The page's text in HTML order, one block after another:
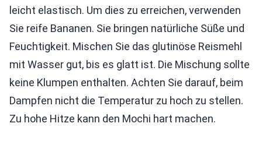
leicht elastisch. Um dies zu erreichen, verwenden
Sie reife Bananen. Sie bringen natürliche Süße und
Feuchtigkeit. Mischen Sie das glutinöse Reismehl
mit Wasser gut, bis es glatt ist. Die Mischung sollte
keine Klumpen enthalten. Achten Sie darauf, beim
Dampfen nicht die Temperatur zu hoch zu stellen.
Zu hohe Hitze kann den Mochi hart machen.